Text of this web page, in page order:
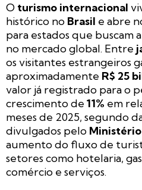
O turismo internacional
histórico no Brasil e abre
para estados que buscam
no mercado global. Entre
os visitantes estrangeiros
aproximadamente R$ 25
valor já registrado para o
crescimento de 11% em
meses de 2025, segundo
divulgados pelo
aumento do fluxo de
setores como hotelaria,
comércio e serviços.